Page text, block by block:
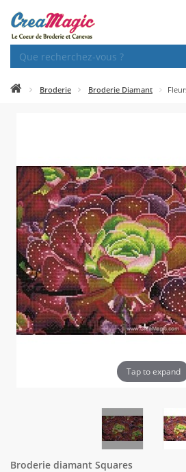
Broderie Broderie Diamant
Tap to expand
Broderie diamant Squares